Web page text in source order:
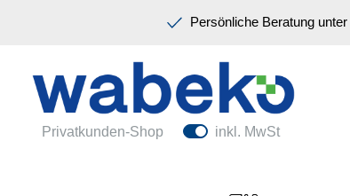
Persönliche Beratung unter
Privatkunden-Shop inkl. MwSt
Ordnen & Registrieren
Papiere & Blöcke
Schreiben & Korrigieren